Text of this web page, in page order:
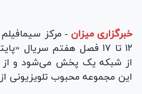
خبرگزاری میزان - مرکز
این مجموعه محبوب تلویزیونی از قسمت ۱۸